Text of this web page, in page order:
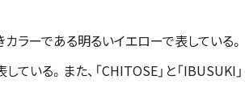
ラーである明るいイエローで表している。
いる。また、「CHITOSE」と「IBUSUKI